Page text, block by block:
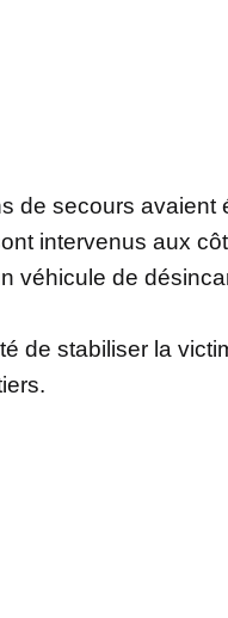
de secours
intervenus aux
véhicule de
de stabiliser la